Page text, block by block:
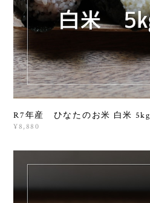
R7年産 ひなたのお米 白米 5kg
¥8,880